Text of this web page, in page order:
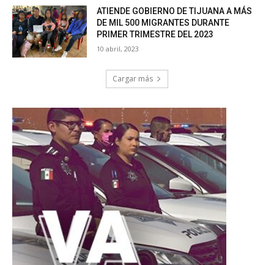
ATIENDE GOBIERNO DE TIJUANA A MÁS
DE MIL 500 MIGRANTES DURANTE
PRIMER TRIMESTRE DEL 2023
10 abril, 2023
Cargar más